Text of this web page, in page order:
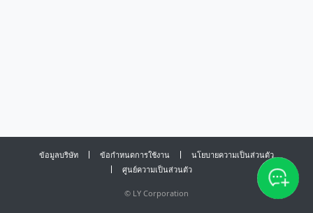
ข้อมูลบริษัท ข้อกำหนดการใช้งาน
นโยบายความเป็นส่วนตัว
ศูนย์ความเป็นส่วนตัว
© LY Corporation